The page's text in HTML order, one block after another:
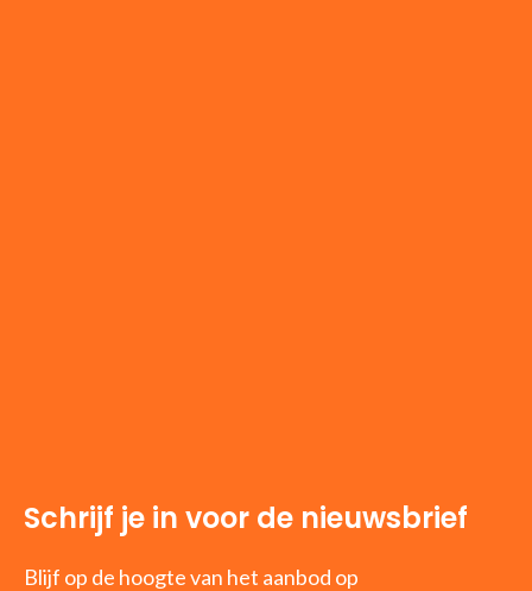
Schrijf je in voor de nieuwsbrief
Blijf op de hoogte van het aanbod op